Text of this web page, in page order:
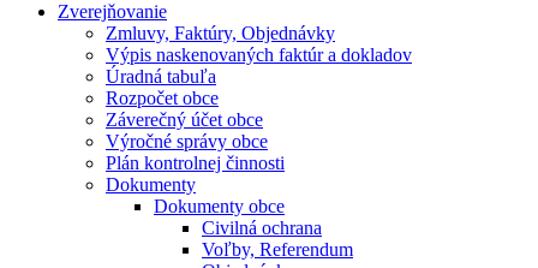
Zverejňovanie
Zmluvy, Faktúry, Objednávky
Výpis naskenovaných faktúr a dokladov
Úradná tabuľa
Rozpočet obce
Záverečný účet obce
Výročné správy obce
Plán kontrolnej činnosti
Dokumenty
Dokumenty obce
Civilná ochrana
Voľby, Referendum